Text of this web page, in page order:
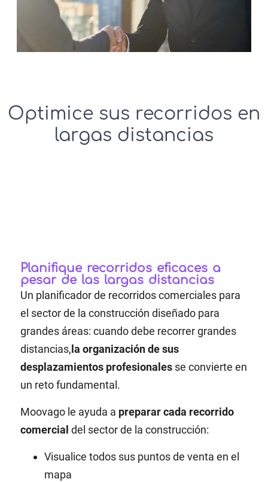
Optimice sus recorridos en
largas distancias
Planifique recorridos eficaces a
pesar de las largas distancias
Un planificador de recorridos comerciales para
el sector de la construcción diseñado para
grandes áreas: cuando debe recorrer grandes
distancias, la organización de sus
desplazamientos profesionales se convierte en
un reto fundamental.
Moovago le ayuda a preparar cada recorrido
comercial del sector de la construcción:
Visualice todos sus puntos de venta en el
mapa